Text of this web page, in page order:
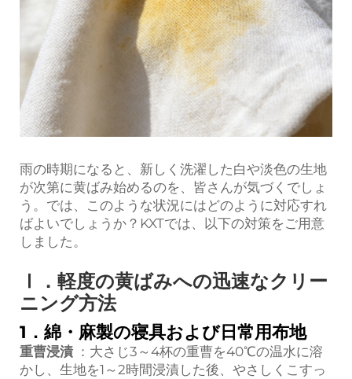
雨の時期になると、新しく洗濯した白や淡色の生地
が次第に黄ばみ始めるのを、皆さんが気づくでしょ
う。では、このような状況にはどのように対応すれ
ばよいでしょうか？KXTでは、以下の対策をご用意
しました。
Ⅰ．軽度の黄ばみへの迅速なクリー
ニング方法
1．綿・麻製の寝具および日常用布地
重曹浸漬 ：大さじ3～4杯の重曹を40℃の温水に溶
かし、生地を1～2時間浸漬した後、やさしくこすっ